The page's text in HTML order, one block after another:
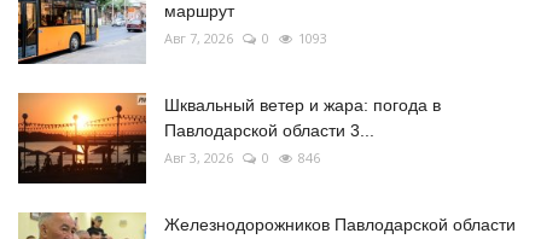
маршрут
Авг 7, 2026 0 1093
Шквальный ветер и жара: погода в
Павлодарской области 3...
Авг 3, 2026 0 846
Железнодорожников Павлодарской области